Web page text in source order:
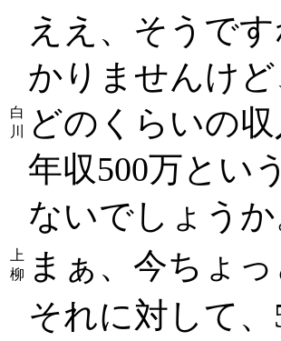
白
川
ええ、そうで
かりませんけ
どのくらいの
年収500万とい
ないでしょうか
上
柳
まぁ、今ちょ
それに対して